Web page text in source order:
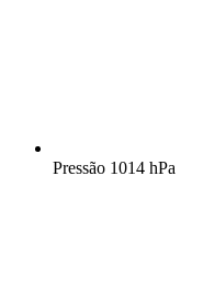
Pressão 1014 hPa